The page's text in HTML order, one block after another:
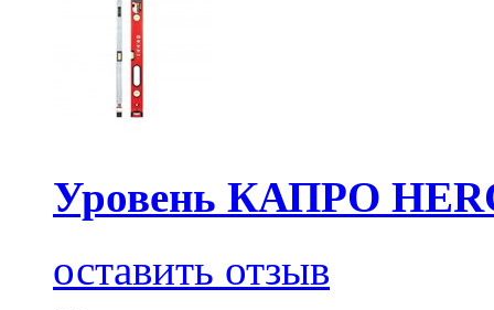
Уровень КАПРО
оставить отзыв